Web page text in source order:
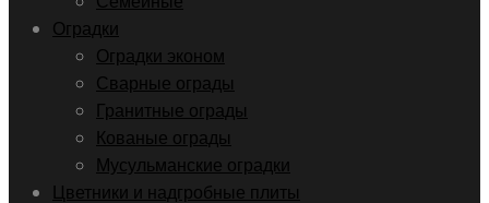
Оградки
Оградки эконом
Сварные ограды
Гранитные ограды
Кованые ограды
Мусульманские оградки
Цветники и надгробные плиты